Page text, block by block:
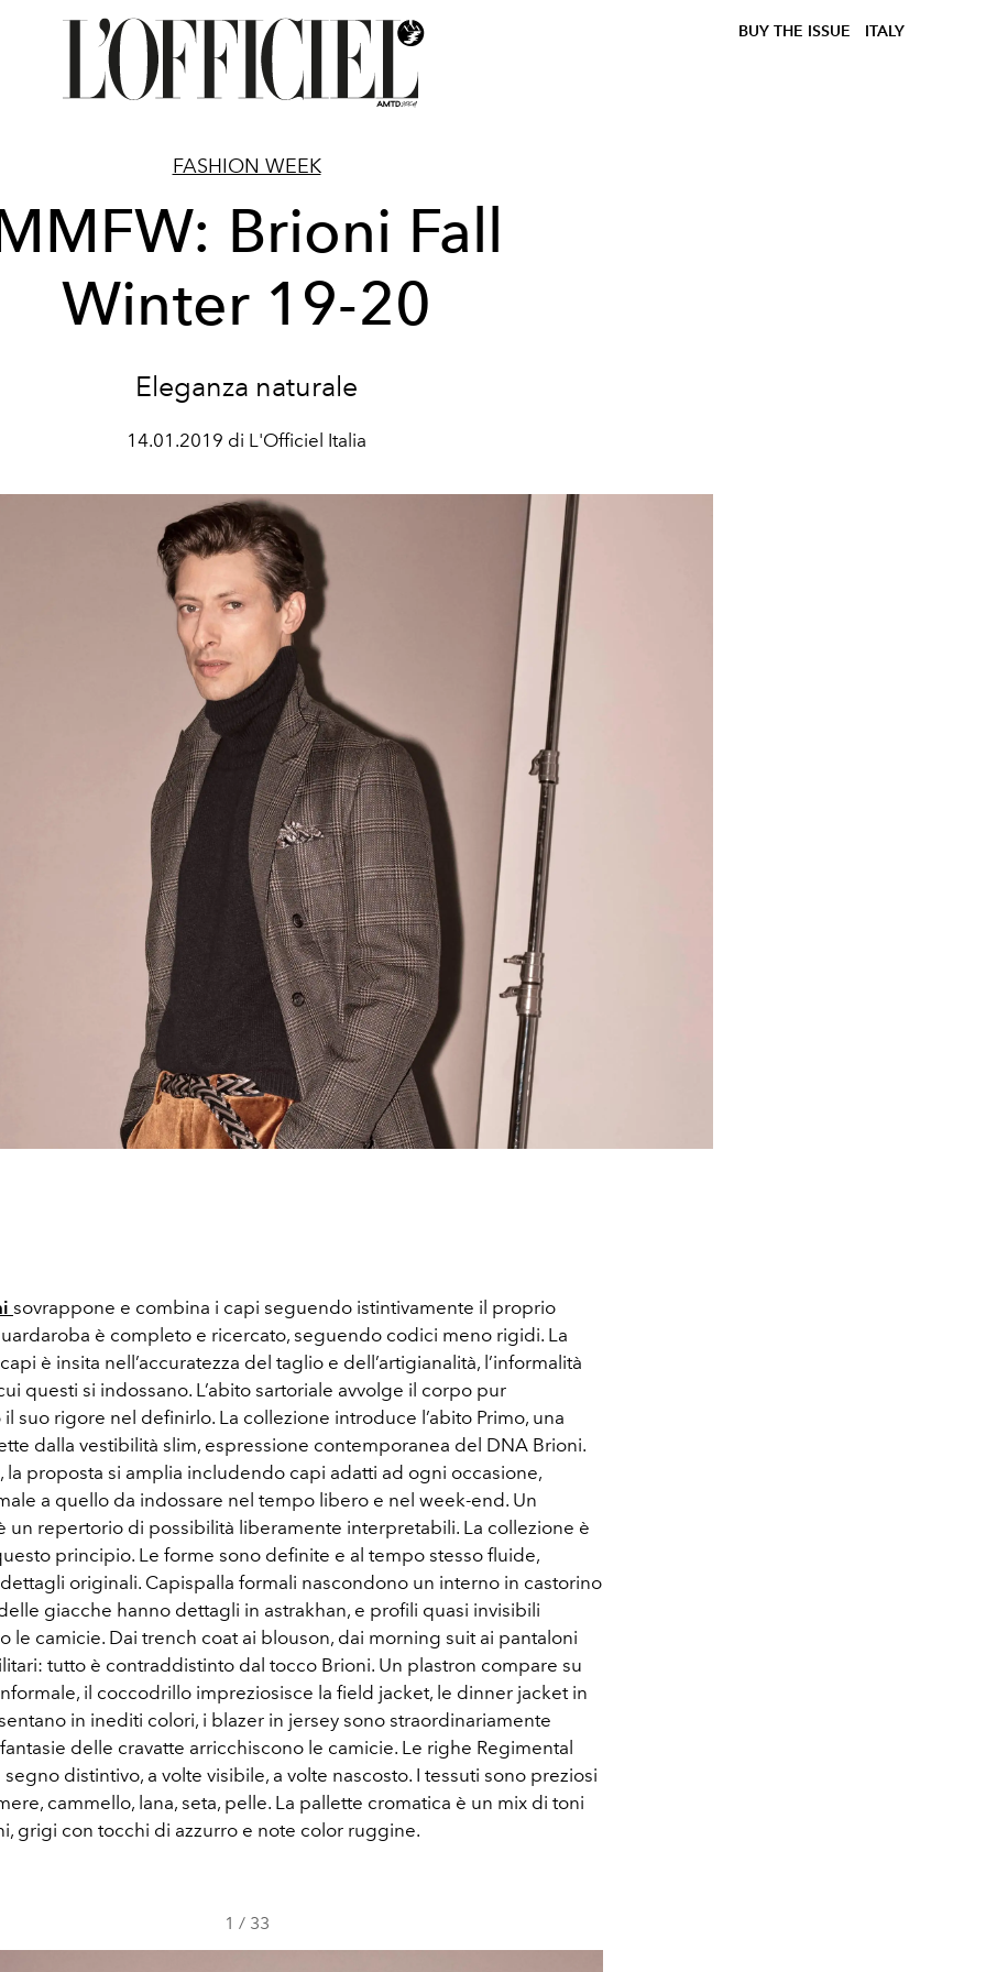
BUY THE ISSUE ITALY
FASHION WEEK
Brioni Fall
Winter 19-20
Eleganza naturale
14.01.2019 di L'Officiel Italia
sovrappone e combina i capi seguendo istintivamente il proprio
è completo e ricercato, seguendo codici meno rigidi. La
è insita nell’accuratezza del taglio e dell’artigianalità, l’informalità
questi si indossano. L’abito sartoriale avvolge il corpo pur
suo rigore nel definirlo. La collezione introduce l’abito Primo, una
dalla vestibilità slim, espressione contemporanea del DNA Brioni.
la proposta si amplia includendo capi adatti ad ogni occasione,
a quello da indossare nel tempo libero e nel week-end. Un
un repertorio di possibilità liberamente interpretabili. La collezione è
principio. Le forme sono definite e al tempo stesso fluide,
originali. Capispalla formali nascondono un interno in castorino
giacche hanno dettagli in astrakhan, e profili quasi invisibili
le camicie. Dai trench coat ai blouson, dai morning suit ai pantaloni
tutto è contraddistinto dal tocco Brioni. Un plastron compare su
il coccodrillo impreziosisce la field jacket, le dinner jacket in
in inediti colori, i blazer in jersey sono straordinariamente
delle cravatte arricchiscono le camicie. Le righe Regimental
distintivo, a volte visibile, a volte nascosto. I tessuti sono preziosi
cammello, lana, seta, pelle. La pallette cromatica è un mix di toni
grigi con tocchi di azzurro e note color ruggine.
1 / 33